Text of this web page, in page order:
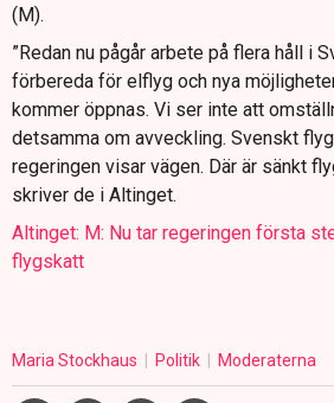
(M).
”Redan nu pågår arbete på flera håll i
förbereda för elflyg och nya
kommer öppnas. Vi ser inte att
detsamma om avveckling. Svenskt
regeringen visar vägen. Där är sänkt
skriver de i Altinget.
Altinget: M: Nu tar regeringen första
flygskatt
Maria Stockhaus Politik Moderaterna